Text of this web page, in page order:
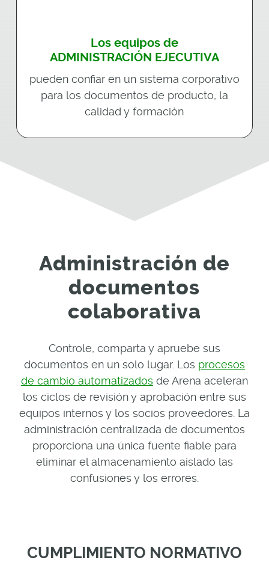
Los equipos de
ADMINISTRACIÓN EJECUTIVA
pueden confiar en un sistema corporativo
para los documentos de producto, la
calidad y formación
Administración de
documentos
colaborativa
Controle, comparta y apruebe sus
documentos en un solo lugar. Los procesos
de cambio automatizados de Arena aceleran
los ciclos de revisión y aprobación entre sus
equipos internos y los socios proveedores. La
administración centralizada de documentos
proporciona una única fuente fiable para
eliminar el almacenamiento aislado las
confusiones y los errores.
CUMPLIMIENTO NORMATIVO